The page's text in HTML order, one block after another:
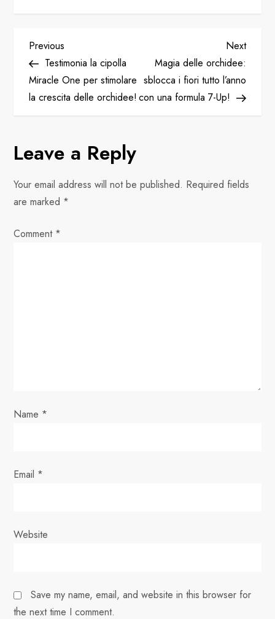
P
o
s
n
a
v
n
Previous
Post
Previous
Testimonia la cipolla
Miracle One per stimolare
la crescita delle orchidee!
Next
Next
Magia delle orchidee:
sblocca i fiori tutto l’anno
con una formula 7-Up!
Leave a Reply
Your email address will not be published. Required fields
are marked *
Comment *
Name *
Email *
Website
Save my name, email, and website in this browser for
the next time I comment.